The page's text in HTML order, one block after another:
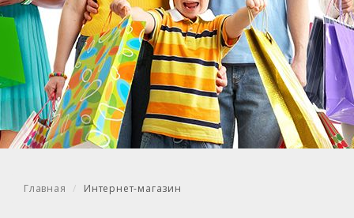
Главная Интернет-магазин